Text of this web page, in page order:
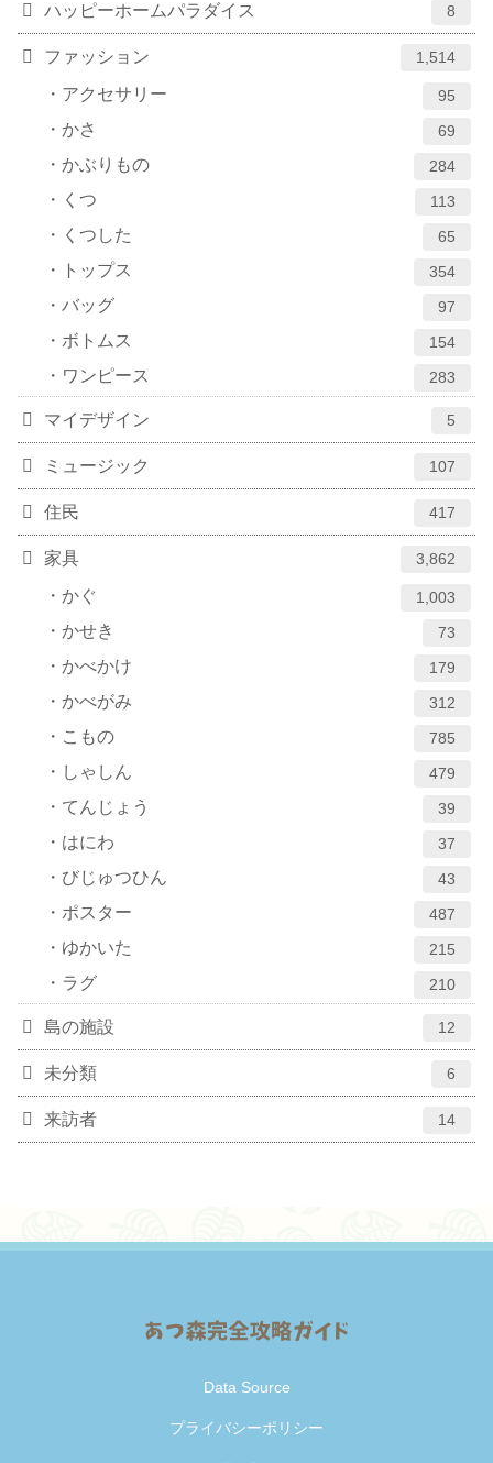
ハッピーホームパラダイス 8
ファッション 1,514
アクセサリー 95
かさ 69
かぶりもの 284
くつ 113
くつした 65
トップス 354
バッグ 97
ボトムス 154
ワンピース 283
マイデザイン 5
ミュージック 107
住民 417
家具 3,862
かぐ 1,003
かせき 73
かべかけ 179
かべがみ 312
こもの 785
しゃしん 479
てんじょう 39
はにわ 37
びじゅつひん 43
ポスター 487
ゆかいた 215
ラグ 210
島の施設 12
未分類 6
来訪者 14
Data Source
プライバシーポリシー